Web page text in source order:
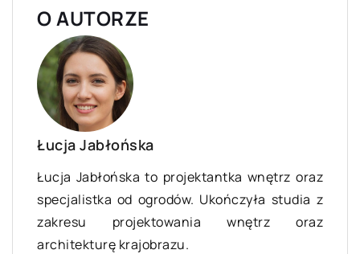
O AUTORZE
Łucja Jabłońska
Łucja Jabłońska to projektantka wnętrz oraz
specjalistka od ogrodów. Ukończyła studia z
zakresu projektowania wnętrz oraz
architekturę krajobrazu.